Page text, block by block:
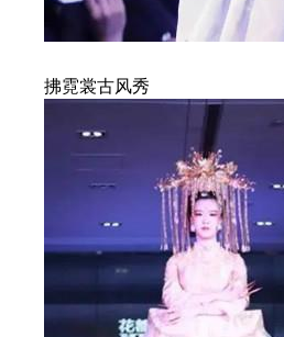
拂霓裳古风秀